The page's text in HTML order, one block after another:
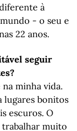
à
- o seu e
22 anos.
seguir
minha vida.
lugares bonitos
escuros. O
muito